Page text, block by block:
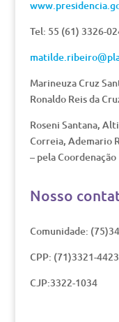
Tel: 55 (61) 3326-
Marineuza Cruz
Ronaldo Reis da
Roseni Santana,
Correia, Ademario
– pela Coordenação
Nosso
Comunidade:
CPP: (71)3321-4423
CJP:3322-1034